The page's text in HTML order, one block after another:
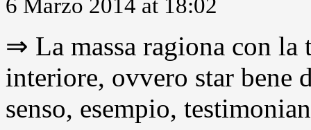
6 Marzo 2014 at 18:02
⇒ La massa ragiona con
interiore, ovvero star
senso, esempio,